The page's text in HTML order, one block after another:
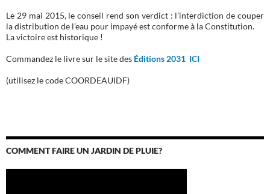
Le 29 mai 2015, le conseil rend son verdict : l’interdiction de couper
la distribution de l’eau pour impayé est conforme à la Constitution.
La victoire est historique !
Commandez le livre sur le site des Éditions 2031 ICI
(utilisez le code COORDEAUIDF)
COMMENT FAIRE UN JARDIN DE PLUIE?